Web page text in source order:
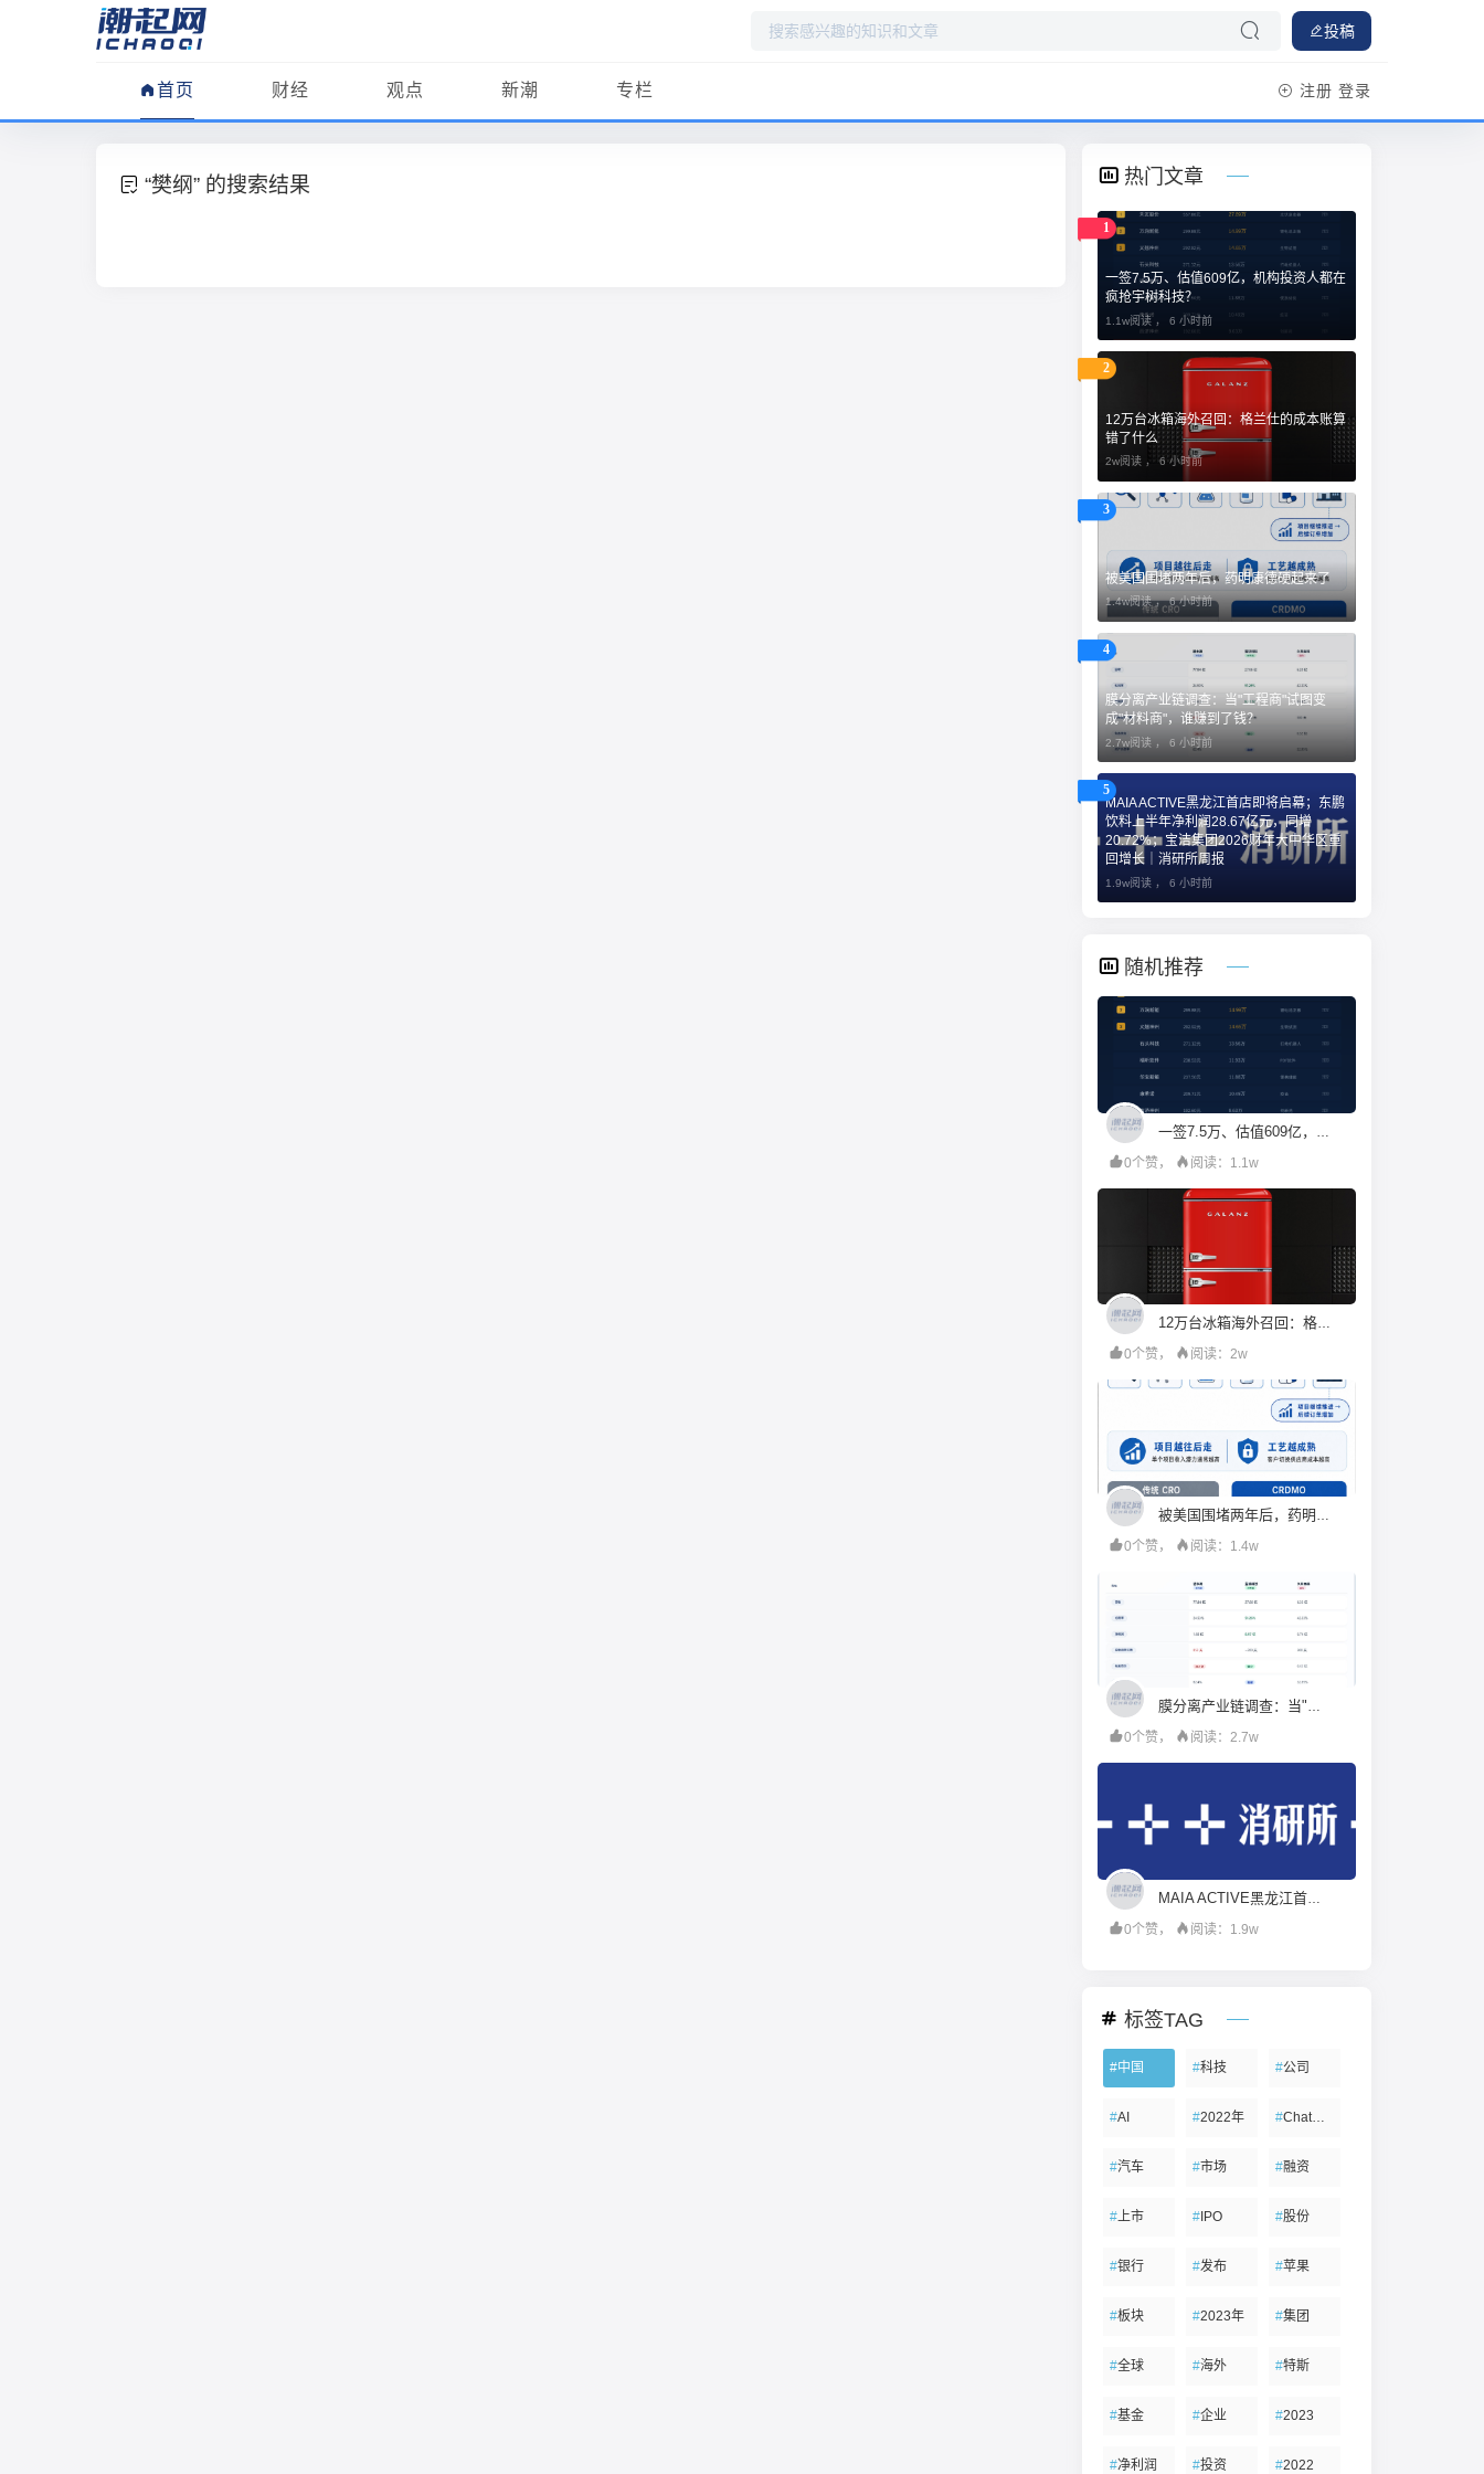
投稿
首页 财经 观点 新潮 专栏 注册 登录
“樊纲” 的搜索结果 热门文章
1
一签7.5万、估值609亿，机构投资人都在
疯抢宇树科技？
1.1w阅读 ， 6 小时前
2
12万台冰箱海外召回：格兰仕的成本账算
错了什么
2w阅读 ，6 小时前
3
被美国围堵两年后，药明康德硬起来了
1.4w阅读 ，6 小时前
4
膜分离产业链调查：当"工程商"试图变
成"材料商"，谁赚到了钱？
2.7w阅读 ， 6 小时前
5
MAIA ACTIVE黑龙江首店即将启幕；东鹏
饮料上半年净利润28.67亿元，同增
20.72%；宝洁集团2026财年大中华区重
回增长｜消研所周报
1.9w阅读 ， 6 小时前
随机推荐
0个赞，
阅读：1.1w
12万台冰箱海外召回：格兰仕的成本账算错了什么
0个赞，
阅读：2w
0个赞，
阅读：1.4w
膜分离产业链调查：当"工程商"试图变成"材料商"，谁赚到了钱？
0个赞，
阅读：2.7w
MAIA ACTIVE黑龙江首店即将启幕；东鹏饮料上半年净利润28.67亿元，同增20.72%；宝洁集团2026财年大中华区重回增长｜消研所周报
0个赞，
阅读：1.9w
标签TAG
#中国 #科技 #公司
#AI #2022年 #ChatGPT
#汽车 #市场 #融资
#上市 #IPO #股份
#银行 #发布 #苹果
#板块 #2023年 #集团
#全球 #海外 #特斯
#基金 #企业 #2023
#净利润 #投资 #2022